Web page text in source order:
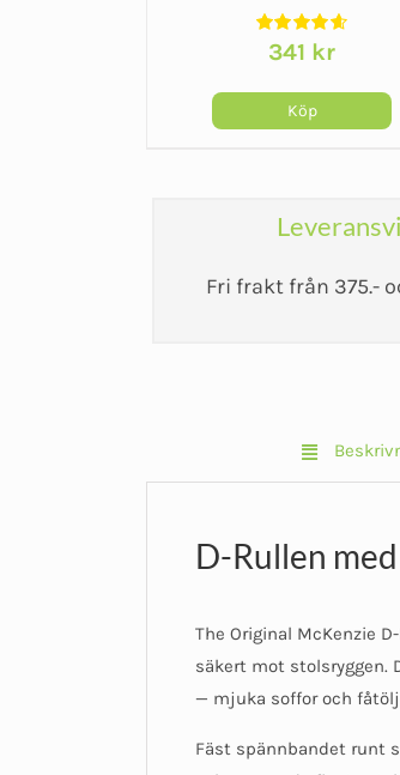
341 kr
Köp
Fri frakt från 375.-
D-Rullen
The Original McKenzie
säkert mot stolsryggen.
— mjuka soffor och
Fäst spännbandet runt